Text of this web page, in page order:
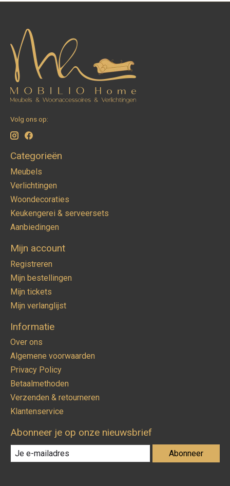
Volg ons op:
Categorieën
Meubels
Verlichtingen
Woondecoraties
Keukengerei & serveersets
Aanbiedingen
Mijn account
Registreren
Mijn bestellingen
Mijn tickets
Mijn verlanglijst
Informatie
Over ons
Algemene voorwaarden
Privacy Policy
Betaalmethoden
Verzenden & retourneren
Klantenservice
Abonneer je op onze nieuwsbrief
Abonneer